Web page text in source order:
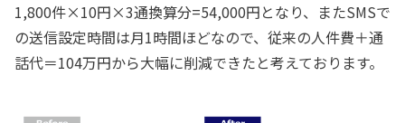
1,800件×10円×3通換算分=54,000円となり、またSMSで
の送信設定時間は月1時間ほどなので、従来の人件費＋通
話代＝104万円から大幅に削減できたと考えております。